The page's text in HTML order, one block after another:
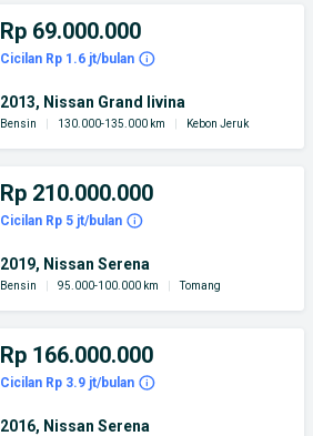
Rp 69.000.000
Cicilan Rp 1.6 jt/bulan
2013, Nissan Grand livina
Bensin 130.000-135.000 km Kebon Jeruk
Rp 210.000.000
Cicilan Rp 5 jt/bulan
2019, Nissan Serena
Bensin 95.000-100.000 km Tomang
Rp 166.000.000
Cicilan Rp 3.9 jt/bulan
2016, Nissan Serena